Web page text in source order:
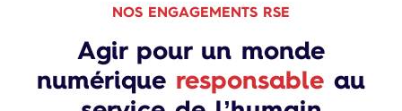
NOS ENGAGEMENTS RSE
Agir pour un monde
numérique responsable au